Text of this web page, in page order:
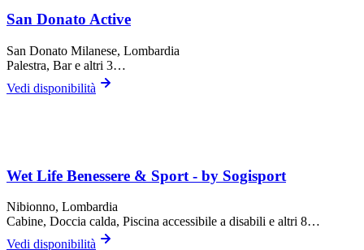
San Donato Active
San Donato Milanese, Lombardia
Palestra, Bare altri 3…
Vedi disponibilità
Wet Life Benessere & Sport - by Sogisport
Nibionno, Lombardia
Cabine, Doccia calda, Piscina accessibile a disabili e altri 8…
Vedi disponibilità